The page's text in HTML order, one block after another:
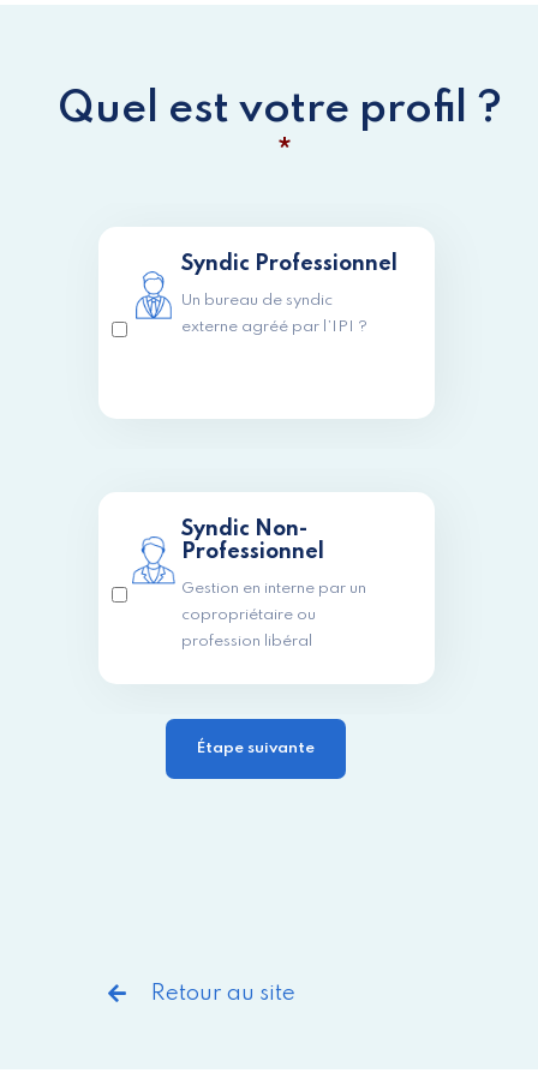
Quel est votre profil ?
*
Syndic Professionnel
Un bureau de syndic
externe agréé par l’IPI ?
Syndic Non-
Professionnel
Gestion en interne par un
copropriétaire ou
profession libéral
Retour au site